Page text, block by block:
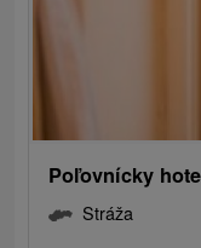
Poľovnícky
Stráža